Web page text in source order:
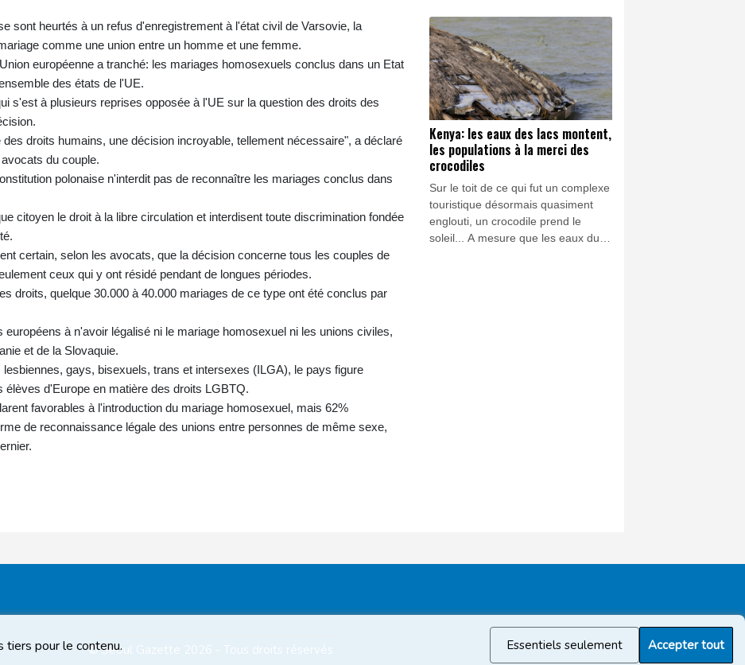
tiers pour le contenu. Essentiels seulement Accepter tout
sont heurtés à un refus d'enregistrement à l'état civil de Varsovie, la
comme une union entre un homme et une femme.
européenne a tranché: les mariages homosexuels conclus dans un Etat
des états de l'UE.
s'est à plusieurs reprises opposée à l'UE sur la question des droits des
droits humains, une décision incroyable, tellement nécessaire", a déclaré
du couple.
polonaise n'interdit pas de reconnaître les mariages conclus dans
citoyen le droit à la libre circulation et interdisent toute discrimination fondée
certain, selon les avocats, que la décision concerne tous les couples de
ceux qui y ont résidé pendant de longues périodes.
droits, quelque 30.000 à 40.000 mariages de ce type ont été conclus par
à n'avoir légalisé ni le mariage homosexuel ni les unions civiles,
et de la Slovaquie.
gays, bisexuels, trans et intersexes (ILGA), le pays figure
d'Europe en matière des droits LGBTQ.
favorables à l'introduction du mariage homosexuel, mais 62%
de reconnaissance légale des unions entre personnes de même sexe,
pouvoir commercialiser leur
millésime 2026.
Kenya: les eaux des lacs montent,
les populations à la merci des
crocodiles
Sur le toit de ce qui fut un complexe
touristique désormais quasiment
englouti, un crocodile prend le
soleil... A mesure que les eaux du
© Seoul Gazette 2026 - Tous droits réservés